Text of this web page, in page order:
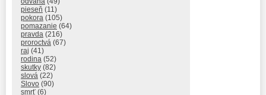
pieseň (11)
pokora (105)
pomazanie (64)
pravda (216)
proroctvá (67)
raj (41)
rodina (52)
skutky (82)
slová (22)
Slovo (90)
smrť (6)